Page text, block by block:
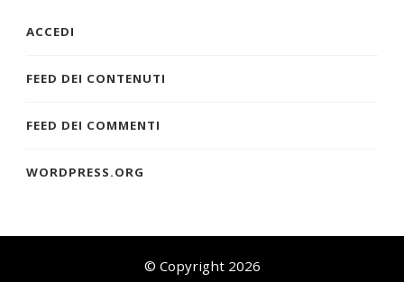
ACCEDI
FEED DEI CONTENUTI
FEED DEI COMMENTI
WORDPRESS.ORG
© Copyright 2026